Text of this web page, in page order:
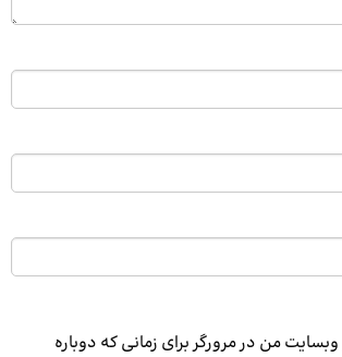
من در مرورگر برای زمانی که دوباره